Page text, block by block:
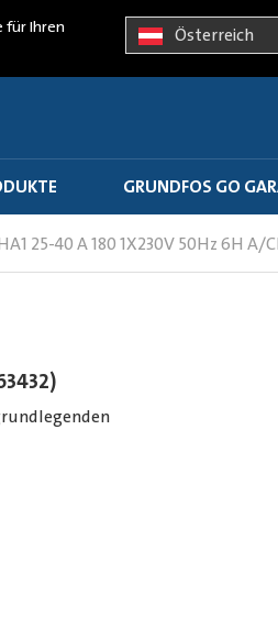
für Ihren
Österreich
GRUNDFOS GO
25-40 A 180 1X230V 50Hz 6H A/